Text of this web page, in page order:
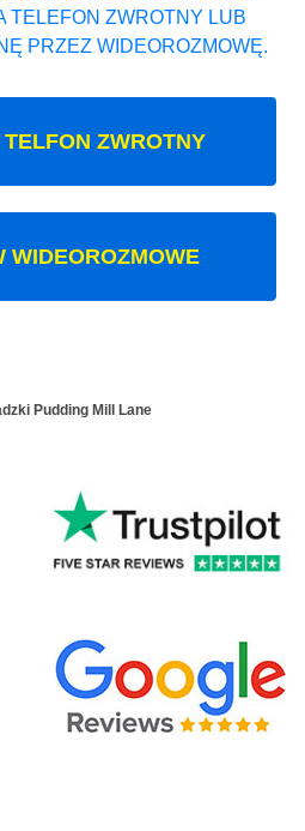
TELEFON ZWROTNY LUB
PRZEZ WIDEOROZMOWĘ.
TELFON ZWROTNY
WIDEOROZMOWE
Pudding Mill Lane